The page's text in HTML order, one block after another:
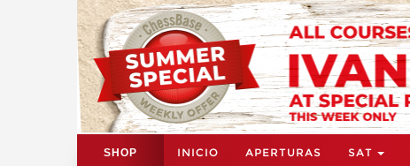
SHOP INICIO APERTURAS SAT